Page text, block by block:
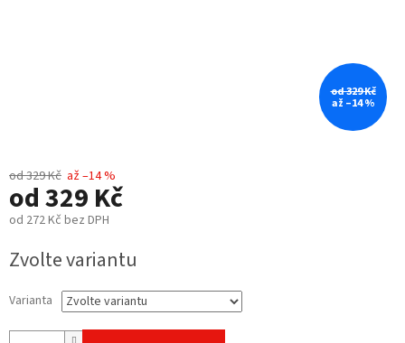
od 329 Kč
až –14 %
od 329 Kč až –14 %
od329 Kč
od 272 Kč bez DPH
cena:
Zvolte variantu
Varianta